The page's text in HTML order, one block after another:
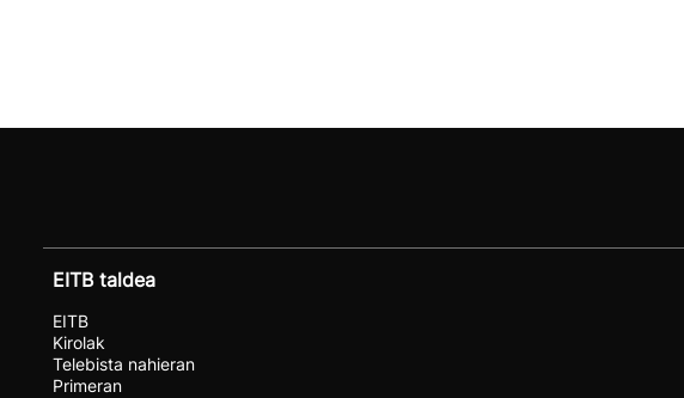
EITB taldea
EITB
Kirolak
Telebista nahieran
Primeran